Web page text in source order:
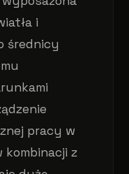
i
średnicy
pracy w
z